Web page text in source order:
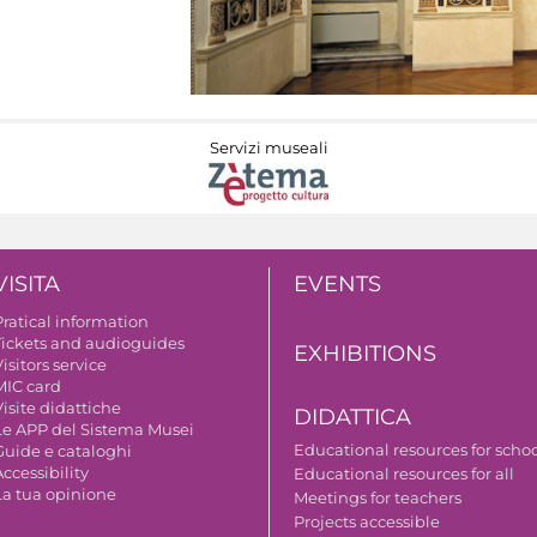
Servizi museali
information
and audioguides
service
card
didattiche
APP del Sistema Musei
e cataloghi
tua opinione
EVENTS
EXHIBITIONS
DIDATTICA
Educational resources for
Educational resources for all
Meetings for teachers
Projects accessible